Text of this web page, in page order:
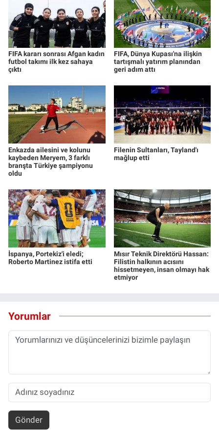
FIFA kararı sonrası Afgan kadın
futbol takımı ilk kez sahaya
çıktı
FIFA, Dünya Kupası'na ilişkin
tartışmalı yatırım planından
geri adım attı
Enkazda ailesini ve kolunu
kaybeden Meryem, 3 farklı
branşta Türkiye şampiyonu
oldu
Filenin Sultanları, Tayland'ı
mağlup etti
İspanya, Portekiz'i eledi;
Roberto Martinez istifa etti
Mısır Teknik Direktörü Hassan:
Filistin halkının acısını
hissetmeyen, insan olmayı hak
etmiyor
Yorumlar
Gönder